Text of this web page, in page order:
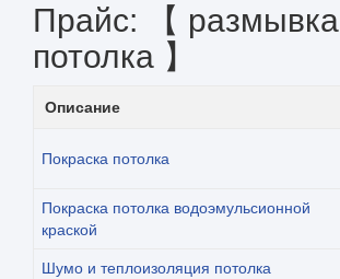
Прайс: 【 размывка
потолка 】
Описание
Покраска потолка
Покраска потолка водоэмульсионной
краской
Шумо и теплоизоляция потолка